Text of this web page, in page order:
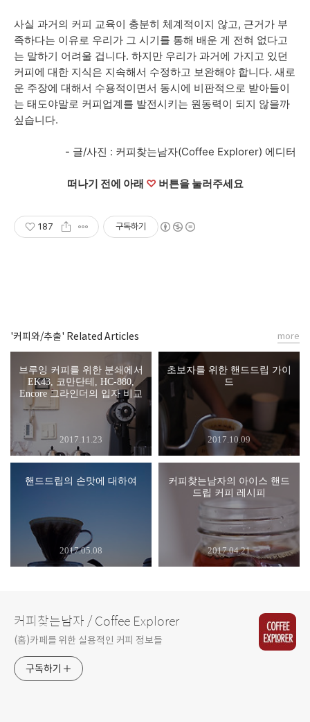
사실 과거의 커피 교육이 충분히 체계적이지 않고, 근거가 부
족하다는 이유로 우리가 그 시기를 통해 배운 게 전혀 없다고
는 말하기 어려울 겁니다. 하지만 우리가 과거에 가지고 있던
커피에 대한 지식은 지속해서 수정하고 보완해야 합니다. 새로
운 주장에 대해서 수용적이면서 동시에 비판적으로 받아들이
는 태도야말로 커피업계를 발전시키는 원동력이 되지 않을까
싶습니다.
- 글/사진 : 커피찾는남자(Coffee Explorer) 에디터
떠나기 전에 아래 ♡ 버튼을 눌러주세요
187 구독하기
'커피와/추출' Related Articles
브루잉 커피를 위한 분쇄에서
EK43, 코만단테, HC-880,
Encore 그라인더의 입자 비교
2017.11.23
초보자를 위한 핸드드립 가이
드
2017.10.09
핸드드립의 손맛에 대하여
2017.05.08
커피찾는남자의 아이스 핸드
드립 커피 레시피
2017.04.21
more
커피찾는남자 / Coffee Explorer
(홈)카페를 위한 실용적인 커피 정보들
구독하기